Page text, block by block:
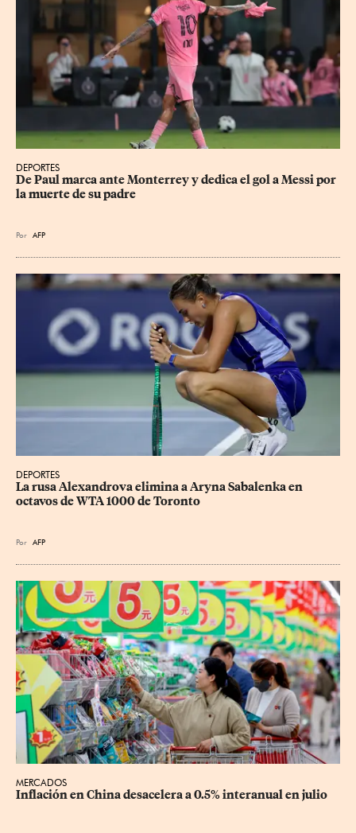
DEPORTES
De Paul marca ante Monterrey y dedica el gol a Messi por
la muerte de su padre
Por AFP
DEPORTES
La rusa Alexandrova elimina a Aryna Sabalenka en
octavos de WTA 1000 de Toronto
Por AFP
MERCADOS
Inflación en China desacelera a 0.5% interanual en julio